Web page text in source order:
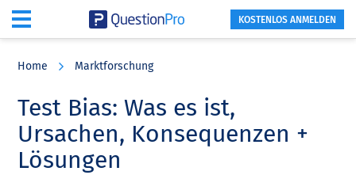
content
sidebar
KOSTENLOS ANMELDEN
Home Marktforschung
Test Bias: Was es ist,
Ursachen, Konsequenzen +
Lösungen